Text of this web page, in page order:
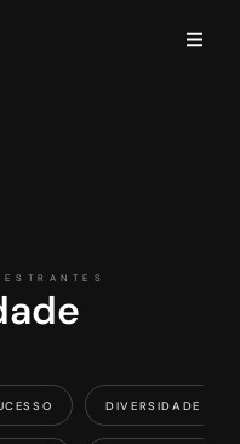
DIVERSIDADE